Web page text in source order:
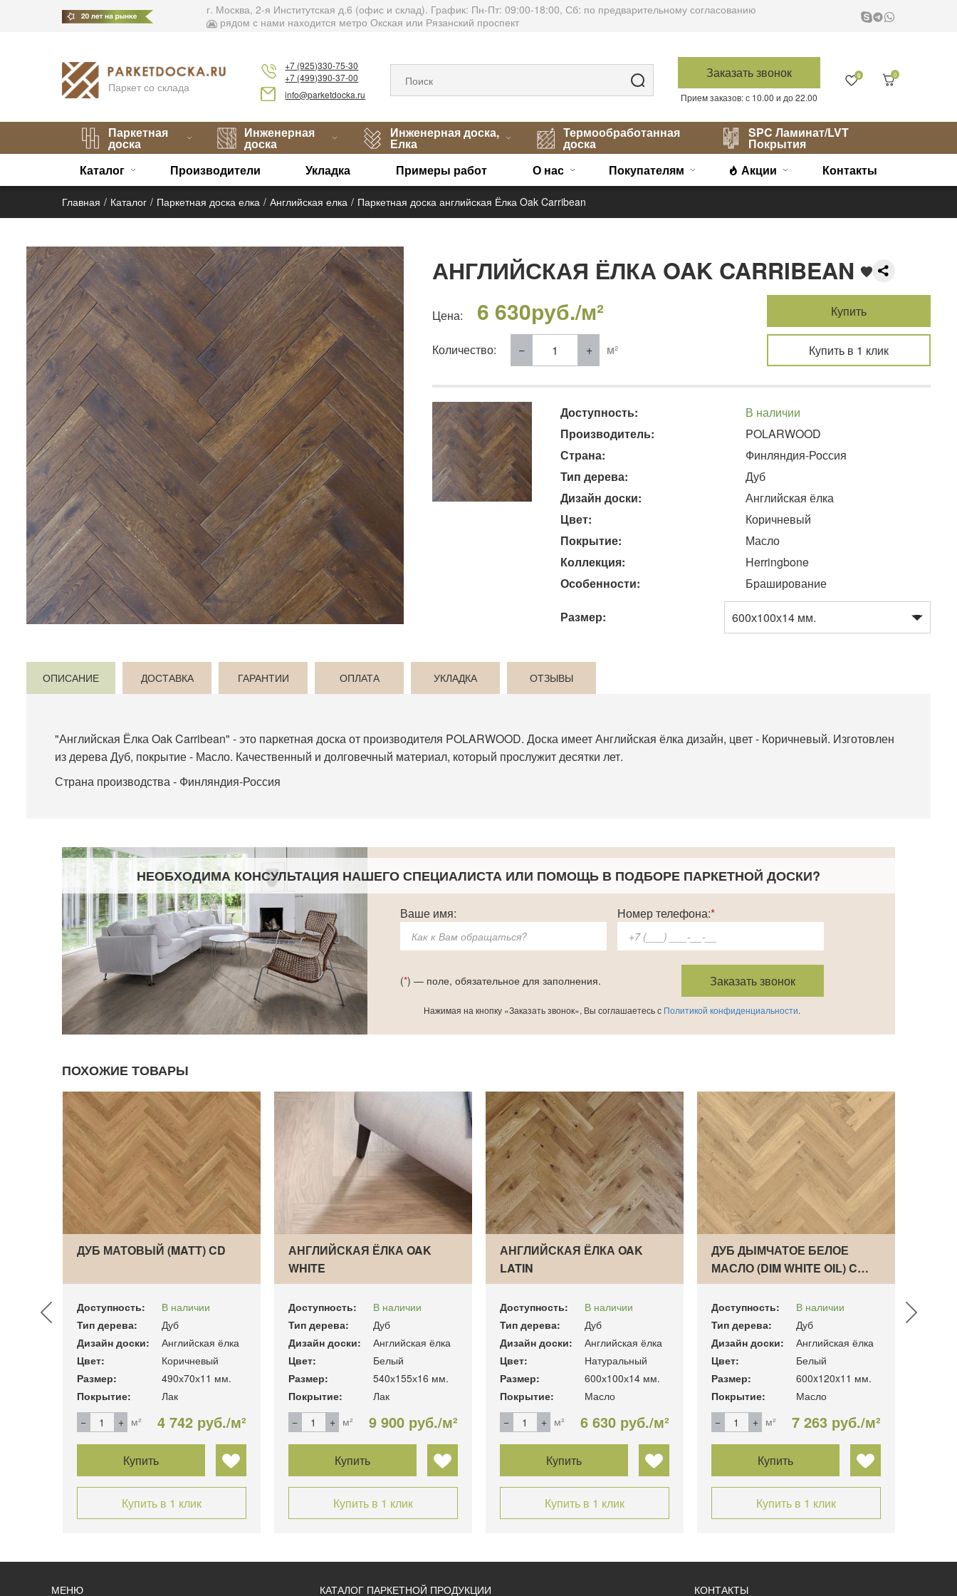
г. Москва, 2-я Институтская д.6 (офис и склад). График: Пн-Пт: 09:00-18:00, Сб: по предварительному согласованию
рядом с нами находится метро Окская или Рязанский проспект
Паркет со склада
+7 (925)330-75-30
+7 (499)390-37-00
info@parketdocka.ru
Заказать звонок
Прием заказов: с 10.00 и до 22.00
0 0
Паркетная
доска
Инженерная
доска
Инженерная доска,
Елка
Термообработанная
доска
SPC Ламинат/LVT
Покрытия
Каталог
Производители Укладка Примеры работ О нас Покупателям Акции Контакты
Главная Каталог Паркетная доска елка Английская елка Паркетная доска английская Ёлка Oak Carribean
АНГЛИЙСКАЯ ЁЛКА OAK CARRIBEAN
Цена: 6 630руб./м²
Количество: м²
Купить
Купить в 1 клик
Доступность:
В наличии
Производитель:
POLARWOOD
Страна:
Финляндия-Россия
Тип дерева:
Дуб
Дизайн доски:
Английская ёлка
Цвет:
Коричневый
Покрытие:
Масло
Коллекция:
Herringbone
Особенности:
Браширование
Размер:
ОПИСАНИЕ ДОСТАВКА ГАРАНТИИ ОПЛАТА УКЛАДКА ОТЗЫВЫ
"Английская Ёлка Oak Carribean" - это паркетная доска от производителя POLARWOOD. Доска имеет Английская ёлка дизайн, цвет - Коричневый. Изготовлен
из дерева Дуб, покрытие - Масло. Качественный и долговечный материал, который прослужит десятки лет.
Страна производства - Финляндия-Россия
НЕОБХОДИМА КОНСУЛЬТАЦИЯ НАШЕГО СПЕЦИАЛИСТА ИЛИ ПОМОЩЬ В ПОДБОРЕ ПАРКЕТНОЙ ДОСКИ?
Ваше имя: Номер телефона:*
(*) — поле, обязательное для заполнения.
Нажимая на кнопку «Заказать звонок», Вы соглашаетесь с Политикой конфиденциальности.
ПОХОЖИЕ ТОВАРЫ
ДУБ МАТОВЫЙ (MATT) CD
Доступность:
В наличии
Тип дерева:
Дуб
Дизайн доски:
Английская ёлка
Цвет:
Коричневый
Размер:
490х70х11 мм.
Покрытие:
Лак
м²
4 742 руб./м²
Купить
Купить в 1 клик
АНГЛИЙСКАЯ ЁЛКА OAK
WHITE
Доступность:
В наличии
Тип дерева:
Дуб
Дизайн доски:
Английская ёлка
Цвет:
Белый
Размер:
540х155х16 мм.
Покрытие:
Лак
м²
9 900 руб./м²
Купить
Купить в 1 клик
АНГЛИЙСКАЯ ЁЛКА OAK
LATIN
Доступность:
В наличии
Тип дерева:
Дуб
Дизайн доски:
Английская ёлка
Цвет:
Натуральный
Размер:
600х100х14 мм.
Покрытие:
Масло
м²
6 630 руб./м²
Купить
Купить в 1 клик
ДУБ ДЫМЧАТОЕ БЕЛОЕ
МАСЛО (DIM WHITE OIL) C…
Доступность:
В наличии
Тип дерева:
Дуб
Дизайн доски:
Английская ёлка
Цвет:
Белый
Размер:
600x120x11 мм.
Покрытие:
Масло
м²
7 263 руб./м²
Купить
Купить в 1 клик
МЕНЮ КАТАЛОГ ПАРКЕТНОЙ ПРОДУКЦИИ КОНТАКТЫ